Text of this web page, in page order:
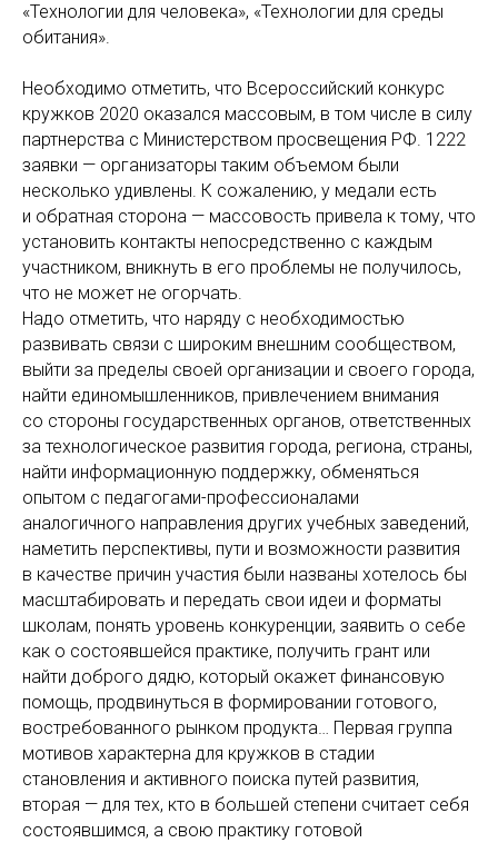
«Технологии для человека», «Технологии для среды
обитания».
Необходимо отметить, что Всероссийский конкурс
кружков 2020 оказался массовым, в том числе в силу
партнерства с Министерством просвещения РФ. 1222
заявки — организаторы таким объемом были
несколько удивлены. К сожалению, у медали есть
и обратная сторона — массовость привела к тому, что
установить контакты непосредственно с каждым
участником, вникнуть в его проблемы не получилось,
что не может не огорчать.
Надо отметить, что наряду с необходимостью
развивать связи с широким внешним сообществом,
выйти за пределы своей организации и своего города,
найти единомышленников, привлечением внимания
со стороны государственных органов, ответственных
за технологическое развития города, региона, страны,
найти информационную поддержку, обменяться
опытом с педагогами-профессионалами
аналогичного направления других учебных заведений,
наметить перспективы, пути и возможности развития
в качестве причин участия были названы хотелось бы
масштабировать и передать свои идеи и форматы
школам, понять уровень конкуренции, заявить о себе
как о состоявшейся практике, получить грант или
найти доброго дядю, который окажет финансовую
помощь, продвинуться в формировании готового,
востребованного рынком продукта… Первая группа
мотивов характерна для кружков в стадии
становления и активного поиска путей развития,
вторая — для тех, кто в большей степени считает себя
состоявшимся, а свою практику готовой